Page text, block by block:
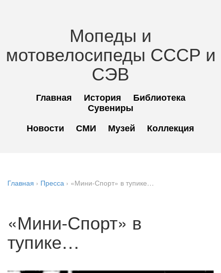
Мопеды и
мотовелосипеды СССР и
СЭВ
Главная История
Библиотека
Сувениры
Новости
СМИ Музей Коллекция
Главная › Пресса › «Мини-Спорт» в тупике…
«Мини-Спорт» в
тупике…